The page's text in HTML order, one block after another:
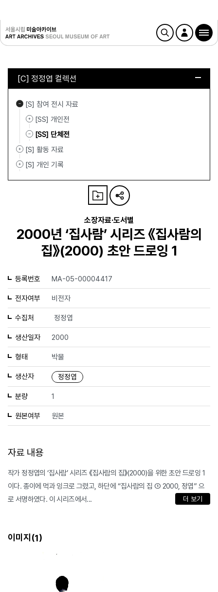
[C] 정정엽 컬렉션
[S] 참여 전시 자료
[SS] 개인전
[SS] 단체전
[S] 활동 자료
[S] 개인 기록
소장자료·도서별
2000년 ‘집사람’ 시리즈 《집사람의
집》(2000) 초안 드로잉 1
등록번호 MA-05-00004417
전자여부 비전자
수집처 정정엽
생산일자 2000
형태 박물
생산자 정정엽
분량 1
원본여부 원본
자료 내용
작가 정정엽의 ‘집사람’ 시리즈 《집사람의 집》(2000)을 위한 초안 드로잉 1
이다. 종이에 먹과 잉크로 그렸고, 하단에 “집사람의 집 ① 2000, 정엽” 으
로 서명하였다. 이 시리즈에서...
더 보기
이미지(1)